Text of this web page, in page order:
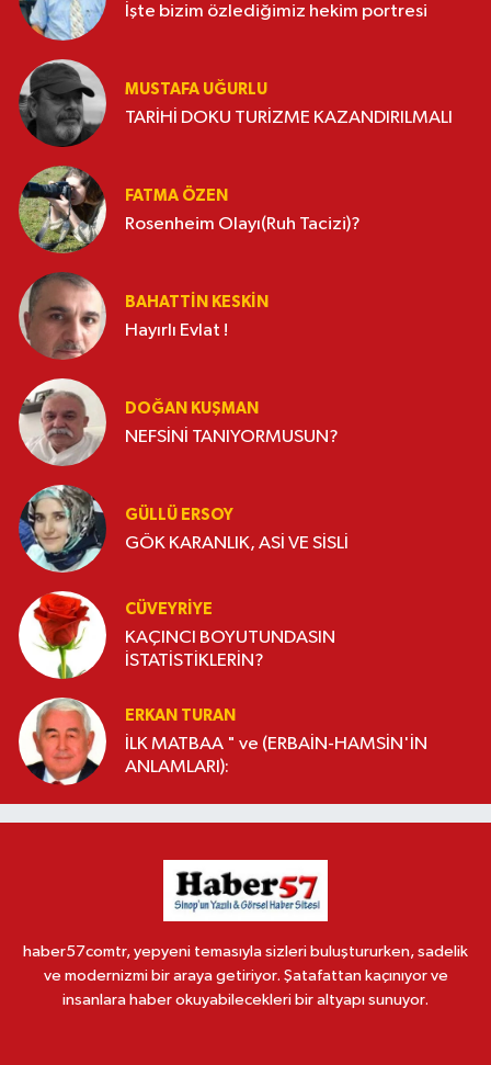
İşte bizim özlediğimiz hekim portresi
MUSTAFA UĞURLU
TARİHİ DOKU TURİZME KAZANDIRILMALI
FATMA ÖZEN
Rosenheim Olayı(Ruh Tacizi)?
BAHATTIN KESKİN
Hayırlı Evlat !
DOĞAN KUŞMAN
NEFSİNİ TANIYORMUSUN?
GÜLLÜ ERSOY
GÖK KARANLIK, ASİ VE SİSLİ
CÜVEYRIYE
KAÇINCI BOYUTUNDASIN
İSTATİSTİKLERİN?
ERKAN TURAN
İLK MATBAA " ve (ERBAİN-HAMSİN'İN
ANLAMLARI):
haber57comtr, yepyeni temasıyla sizleri buluştururken, sadelik
ve modernizmi bir araya getiriyor. Şatafattan kaçınıyor ve
insanlara haber okuyabilecekleri bir altyapı sunuyor.